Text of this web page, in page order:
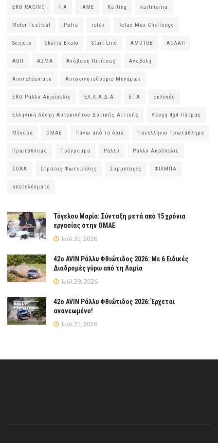
EKO RACING FIA IAME Karting kartmania
Motor Festival Patra rotax Rotax Max Challenge
Seajets Skarta Ekato Start Line ΑΜΟΤΟΕ ΑΟΛΑΠ
ΑΟΠ ΑΣΜΑ Ανάβαση Πιτίτσας Αναβολή
Αποτελέsmατα Αυτοκινητοδρόμιο Μεγάρων
ΕΚΟ Ράλλυ Ακρόπολις ΕΛ.Λ.Α.Δ.Α. ΕΠΑ Εκλογές
Ελληνική Λέσχη Αυτοκινήτου Δυτικής Αττικής Λέσχη 4χ4 Πάτρας
Μέγαρα ΟΜΑΕ Πάνω από τα όρια Πανελλήνιο Πρωτάθλημα
Πρωτάθλημα Πρόγραμμα Ράλλυ Ράλλυ Ακρόπολις
ΣΟΑΑ Στράτος Φωτεινέλης Συμμετοχές ΦΙΛΜΠΑ
αποτελέσματα
Τόγελου Μαρία: Σύνταξη μετά από 15 χρόνια
εργασίας στην ΟΜΑΕ
Ιούλ 31, 2026
42ο AVIN Ράλλυ Φθιώτιδος 2026: Με 6 Ειδικές
Διαδρομές γύρω από τη Λαμία
Ιούλ 29, 2026
42ο AVIN Ράλλυ Φθιώτιδος 2026: Έρχεται
ανανεωμένο!
Ιούλ 21, 2026